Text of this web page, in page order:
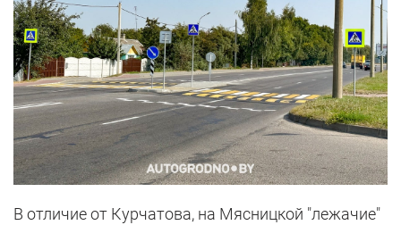
В отличие от Курчатова, на Мясницкой "лежачие"